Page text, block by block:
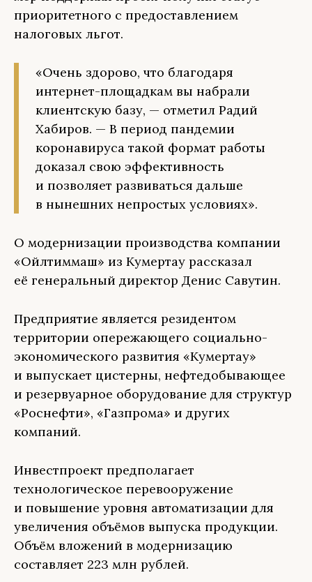
приоритетного с предоставлением
налоговых льгот.
«Очень здорово, что благодаря
интернет-площадкам вы набрали
клиентскую базу, — отметил Радий
Хабиров. — В период пандемии
коронавируса такой формат работы
доказал свою эффективность
и позволяет развиваться дальше
в нынешних непростых условиях».
О модернизации производства компании
«Ойлтиммаш» из Кумертау рассказал
её генеральный директор Денис Савутин.
Предприятие является резидентом
территории опережающего социально-
экономического развития «Кумертау»
и выпускает цистерны, нефтедобывающее
и резервуарное оборудование для структур
«Роснефти», «Газпрома» и других
компаний.
Инвестпроект предполагает
технологическое перевооружение
и повышение уровня автоматизации для
увеличения объёмов выпуска продукции.
Объём вложений в модернизацию
составляет 223 млн рублей.